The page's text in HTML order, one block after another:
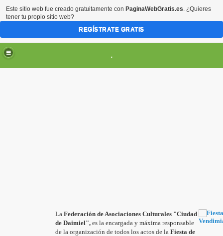
.
La Federación de Asociaciones Culturales "Ciudad
de Daimiel", es la encargada y máxima responsable
de la organización de todos los actos de la Fiesta de
Este sitio web fue creado gratuitamente con PaginaWebGratis.es. ¿Quieres
tener tu propio sitio web?
REGÍSTRATE GRATIS